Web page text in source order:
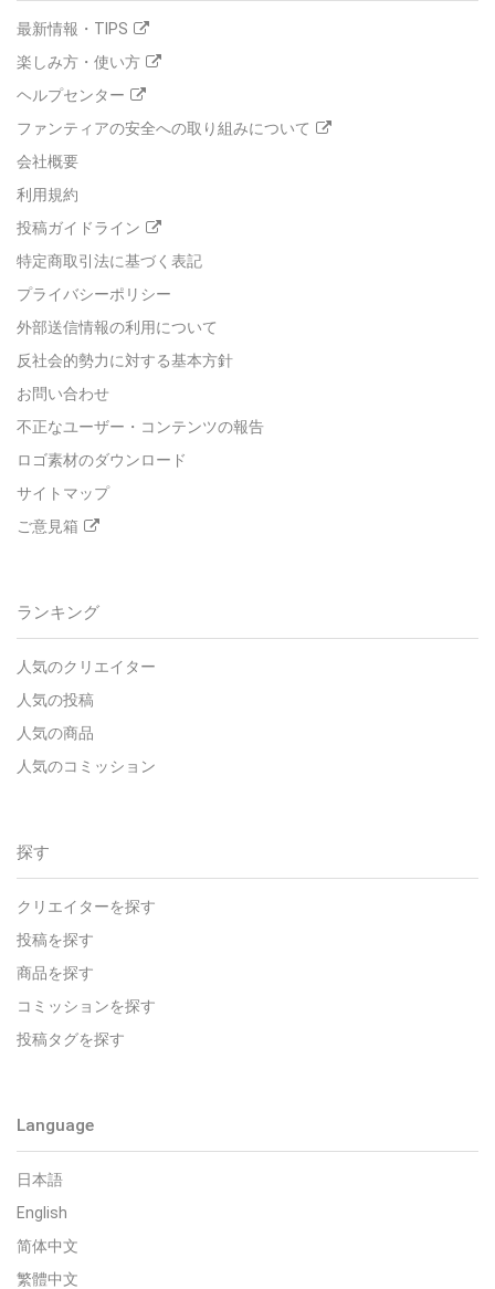
最新情報・TIPS
楽しみ方・使い方
ヘルプセンター
ファンティアの安全への取り組みについて
会社概要
利用規約
投稿ガイドライン
特定商取引法に基づく表記
プライバシーポリシー
外部送信情報の利用について
反社会的勢力に対する基本方針
お問い合わせ
不正なユーザー・コンテンツの報告
ロゴ素材のダウンロード
サイトマップ
ご意見箱
ランキング
人気のクリエイター
人気の投稿
人気の商品
人気のコミッション
探す
クリエイターを探す
投稿を探す
商品を探す
コミッションを探す
投稿タグを探す
Language
日本語
English
简体中文
繁體中文